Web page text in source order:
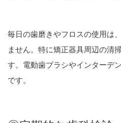
毎日の歯磨きやフロスの使用は
ません。特に矯正器具周辺の清
す。電動歯ブラシやインターデ
です。